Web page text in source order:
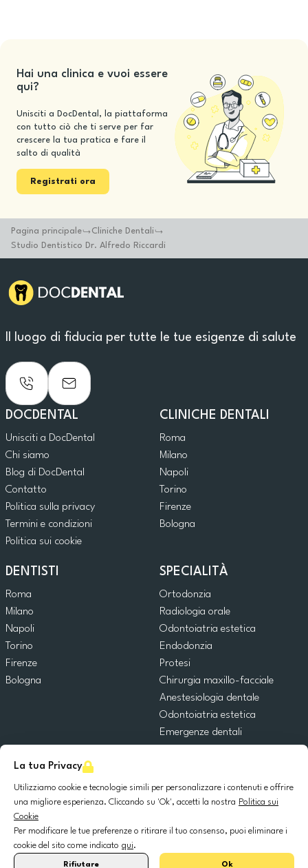
La tua Privacy
Utilizziamo cookie e tecnologie simili per personalizzare i contenuti e offrire
una migliore esperienza. Cliccando su 'Ok', accetti la nostra Politica sui
Cookie
Per modificare le tue preferenze o ritirare il tuo consenso, puoi eliminare i
cookie del sito come indicato qui.
Rifiutare Ok
Hai una clinica e vuoi essere
qui?
Unisciti a DocDental, la piattaforma
con tutto ciò che ti serve per far
crescere la tua pratica e fare il
salto di qualità
Registrati ora
Pagina principale
Cliniche Dentali
Studio Dentistico Dr. Alfredo Riccardi
Il luogo di fiducia per tutte le tue esigenze di salute
DOCDENTAL
Unisciti a DocDental
Chi siamo
Blog di DocDental
Contatto
Politica sulla privacy
Termini e condizioni
Politica sui cookie
CLINICHE DENTALI
Roma
Milano
Napoli
Torino
Firenze
Bologna
DENTISTI
Roma
Milano
Napoli
Torino
Firenze
Bologna
SPECIALITÀ
Ortodonzia
Radiologia orale
Odontoiatria estetica
Endodonzia
Protesi
Chirurgia maxillo-facciale
Anestesiologia dentale
Odontoiatria estetica
Emergenze dentali
Chirurgia orale
Implantologia dentale
© 2025 DocDental. Tutti i diritti riservati.